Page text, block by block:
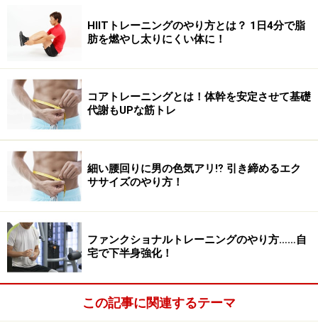
出典：
錯覚を狙おう！今すべき筋トレは腹筋より「大胸筋」 [筋
トレ・筋肉トレーニング] All About
大胸筋を鍛え、胸板に厚みがでると、腹筋にはなんの変
化がなくても、相対的な錯覚でお腹が引き締まって見え
てきます。実はこれが、短期間で手っ取り早く、「見た
目やせ」を狙える裏ワザなのです。自宅のボールで、
「オルタネイトボールプッシュアップ」にチャレンジ！
「3方向腹筋」で1週間で結果を出す！ 必要
なのはペットボトルだけ
HIITトレーニングのやり方とは？ 1日4分で脂
肪を燃やし太りにくい体に！
コアトレーニングとは！体幹を安定させて基礎
代謝もUPな筋トレ
細い腰回りに男の色気アリ⁉ 引き締めるエク
ササイズのやり方！
ファンクショナルトレーニングのやり方……自
宅で下半身強化！
この記事に関連するテーマ